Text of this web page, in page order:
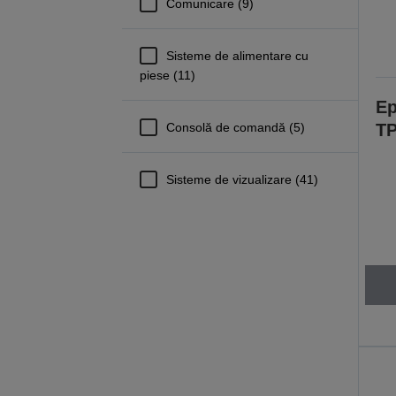
Comunicare (9)
Sisteme de alimentare cu
piese (11)
Consolă de comandă (5)
Sisteme de vizualizare (41)